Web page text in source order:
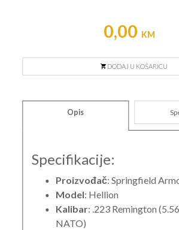
0,00 KM
DODAJ U KOŠARICU
Opis
Specifikacije:
Proizvođač: Springfield
Model: Hellion
Kalibar: .223 Remington
NATO)